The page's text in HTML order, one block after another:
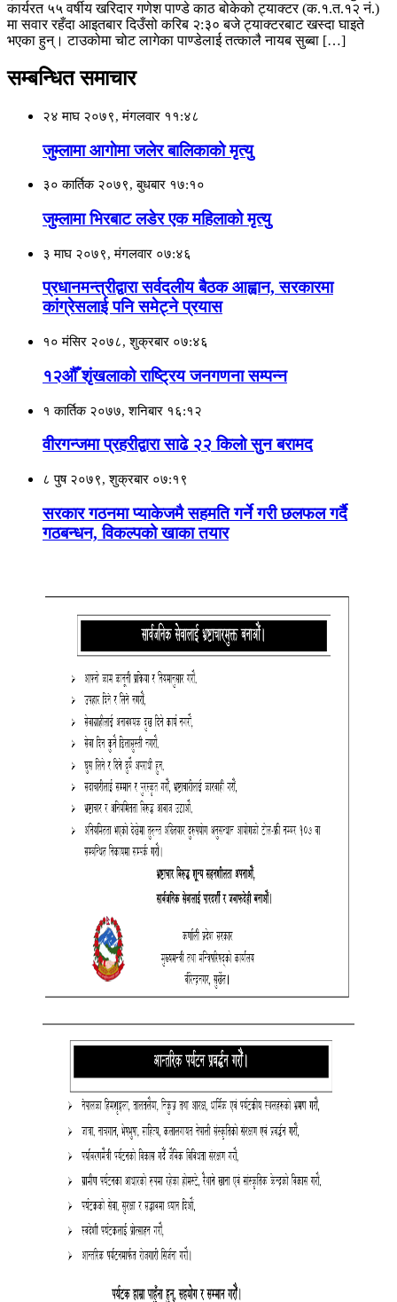
कार्यरत ५५ वर्षीय खरिदार गणेश पाण्डे काठ बोकेको ट्याक्टर (क.१.त.१२ नं.)
मा सवार रहँदा आइतबार दिउँसो करिब २:३० बजे ट्याक्टरबाट खस्दा घाइते
भएका हुन्। टाउकोमा चोट लागेका पाण्डेलाई तत्कालै नायब सुब्बा […]
सम्बन्धित समाचार
२४ माघ २०७९, मंगलवार ११:४८
जुम्लामा आगाेमा जलेर बालिकाको मृत्यु
३० कार्तिक २०७९, बुधबार १७:१०
जुम्लामा भिरबाट लडेर एक महिलाको मृत्यु
३ माघ २०७९, मंगलवार ०७:४६
प्रधानमन्त्रीद्वारा सर्वदलीय बैठक आह्वान, सरकारमा
कांग्रेसलाई पनि समेट्ने प्रयास
१० मंसिर २०७८, शुक्रबार ०७:४६
१२औँ शृंखलाको राष्ट्रिय जनगणना सम्पन्न
१ कार्तिक २०७७, शनिबार १६:१२
वीरगन्जमा प्रहरीद्वारा साढे २२ किलो सुन बरामद
८ पुष २०७९, शुक्रबार ०७:१९
सरकार गठनमा प्याकेजमै सहमति गर्ने गरी छलफल गर्दै
गठबन्धन, विकल्पको खाका तयार